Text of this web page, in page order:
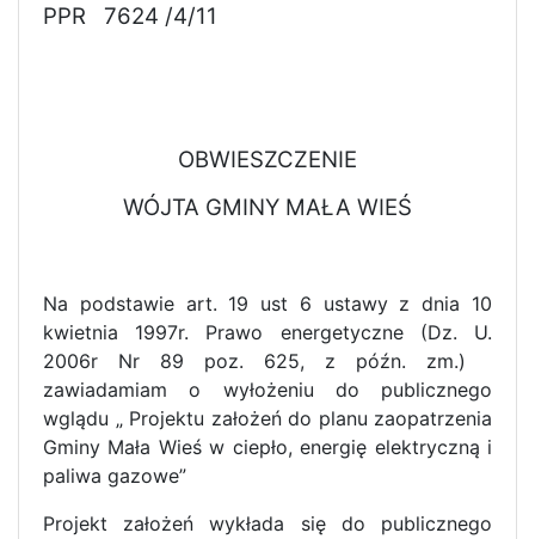
PPR
7624 /4/11
OBWIESZCZENIE
WÓJTA GMINY MAŁA WIEŚ
Na podstawie art. 19 ust 6 ustawy z dnia 10
kwietnia 1997r. Prawo energetyczne (Dz. U.
2006r Nr 89 poz. 625, z późn. zm.)
zawiadamiam o wyłożeniu do publicznego
wglądu „ Projektu założeń do planu zaopatrzenia
Gminy Mała Wieś w ciepło, energię elektryczną i
paliwa gazowe”
Projekt założeń wykłada się do publicznego